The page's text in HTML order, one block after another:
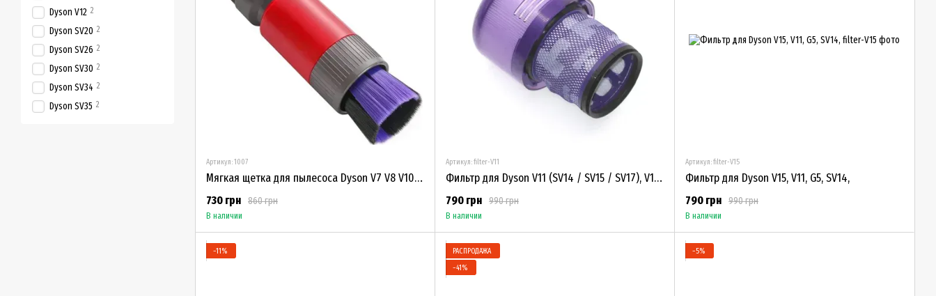
Артикул: 1007
Мягкая щетка для пылесоса Dyson V7 V8 V10 V11 V12 V15
860 грн
730 грн
В наличии
Артикул: filter-V11
Фильтр для Dyson V11 (SV14 / SV15 / SV17), V15, 970013-02
990 грн
790 грн
В наличии
Артикул: filter-V15
Фильтр для Dyson V15, V11, G5, SV14,
990 грн
790 грн
В наличии
−11%
РАСПРОДАЖА
−41%
−5%
Dyson V12 2
Dyson SV20 2
Dyson SV26 2
Dyson SV30 2
Dyson SV34 2
Dyson SV35 2